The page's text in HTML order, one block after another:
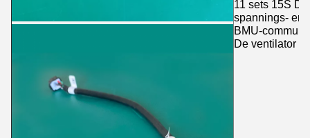
11 sets 15S
spannings- en
BMU-
De ventilator